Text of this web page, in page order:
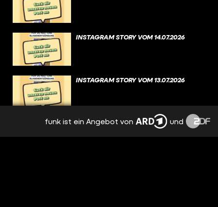
INSTAGRAM STORY VOM 14.07.2026
INSTAGRAM STORY VOM 13.07.2026
INSTAGRAM STORY VOM 11.07.2026
funk ist ein Angebot von und